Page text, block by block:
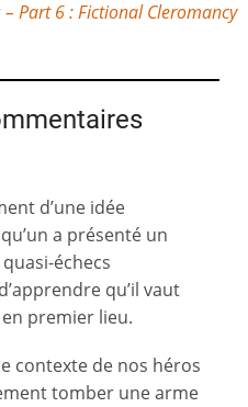
Part 6 : Fictional Cleromancy
d’une idée
a présenté un
échecs
qu’il vaut
premier lieu.
contexte de nos héros
tomber une arme